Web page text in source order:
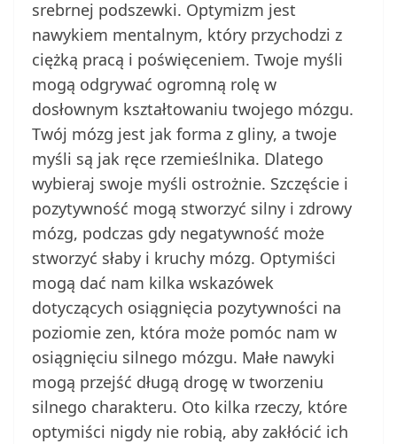
srebrnej podszewki. Optymizm jest
nawykiem mentalnym, który przychodzi z
ciężką pracą i poświęceniem. Twoje myśli
mogą odgrywać ogromną rolę w
dosłownym kształtowaniu twojego mózgu.
Twój mózg jest jak forma z gliny, a twoje
myśli są jak ręce rzemieślnika. Dlatego
wybieraj swoje myśli ostrożnie. Szczęście i
pozytywność mogą stworzyć silny i zdrowy
mózg, podczas gdy negatywność może
stworzyć słaby i kruchy mózg. Optymiści
mogą dać nam kilka wskazówek
dotyczących osiągnięcia pozytywności na
poziomie zen, która może pomóc nam w
osiągnięciu silnego mózgu. Małe nawyki
mogą przejść długą drogę w tworzeniu
silnego charakteru. Oto kilka rzeczy, które
optymiści nigdy nie robią, aby zakłócić ich